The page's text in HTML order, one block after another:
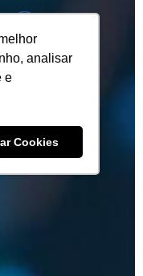
analisar
e
Cookies